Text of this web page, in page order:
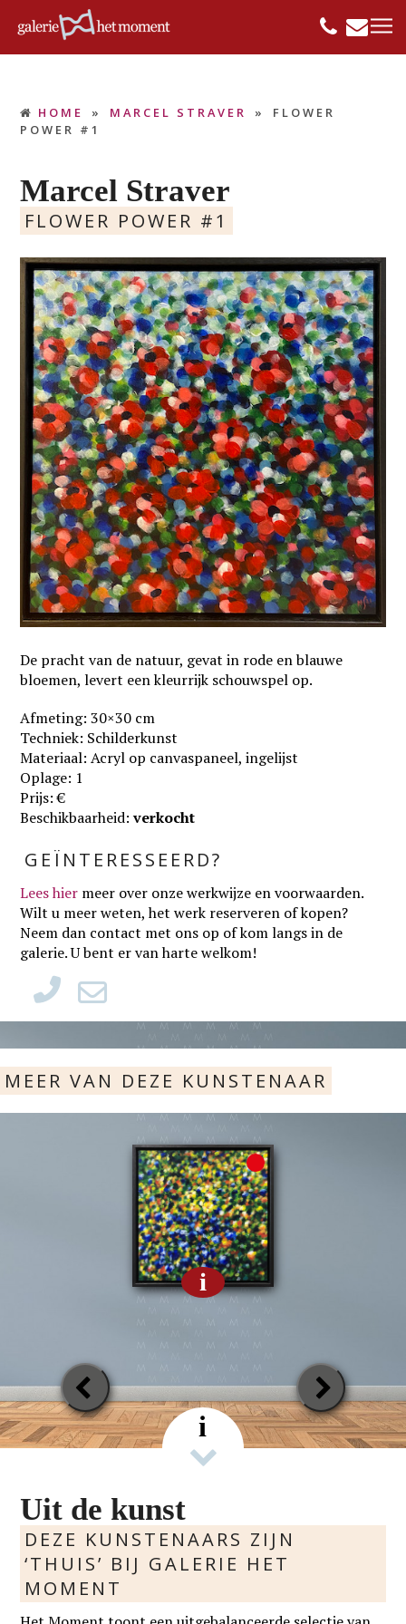
HOME » MARCEL STRAVER »
FLOWER
POWER #1
Marcel Straver
FLOWER POWER #1
De pracht van de natuur, gevat in rode en blauwe
bloemen, levert een kleurrijk schouwspel op.
Afmeting: 30×30 cm
Techniek: Schilderkunst
Materiaal: Acryl op canvaspaneel, ingelijst
Oplage: 1
Prijs: €
Beschikbaarheid:verkocht
GEÏNTERESSEERD?
Lees hier meer over onze werkwijze en voorwaarden.
Wilt u meer weten, het werk reserveren of kopen?
Neem dan contact met ons op of kom langs in de
galerie. U bent er van harte welkom!
MEER VAN DEZE KUNSTENAAR
i
Previous
Slide
Next
Slide
i
Uit de kunst
DEZE KUNSTENAARS ZIJN
‘THUIS’ BIJ GALERIE HET
MOMENT